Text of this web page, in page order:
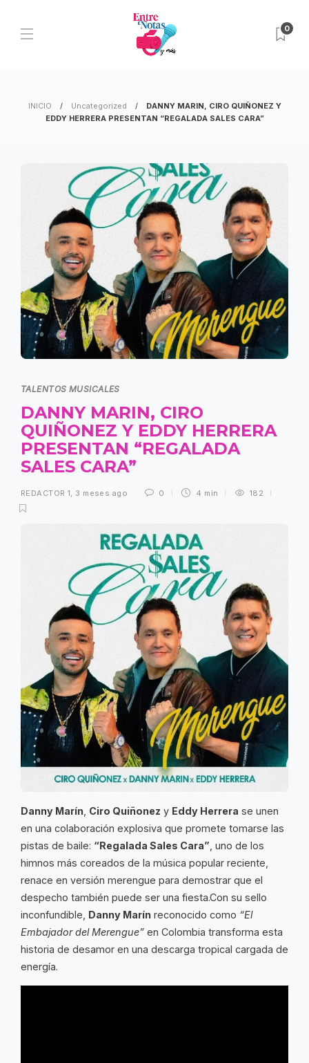
0
INICIO Uncategorized
DANNY MARIN, CIRO QUIÑONEZ Y
EDDY HERRERA PRESENTAN “REGALADA SALES CARA”
TALENTOS MUSICALES
DANNY MARIN, CIRO
QUIÑONEZ Y EDDY HERRERA
PRESENTAN “REGALADA
SALES CARA”
REDACTOR 1 3 meses ago 0 4 min 182
Danny Marín Ciro Quiñonez y Eddy Herrera se unen
en una colaboración explosiva que promete tomarse las
pistas de baile: “Regalada Sales Cara” , uno de los
himnos más coreados de la música popular reciente,
renace en versión merengue para demostrar que el
despecho también puede ser una fiesta.Con su sello
inconfundible, Danny Marín reconocido como “El
Embajador del Merengue” en Colombia transforma esta
historia de desamor en una descarga tropical cargada de
energía.